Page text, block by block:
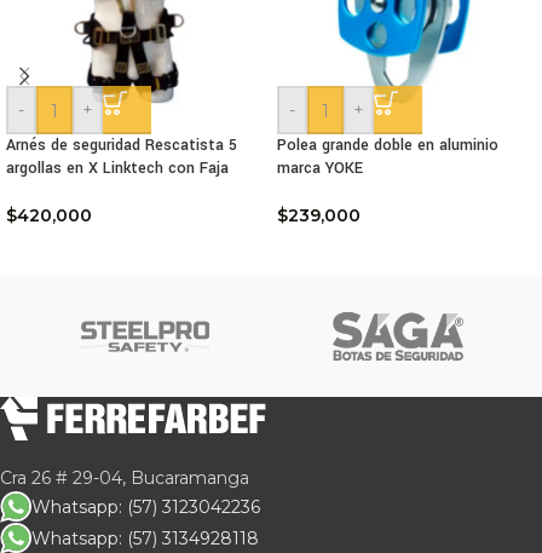
-
+
Arnés de seguridad Rescatista 5
argollas en X Linktech con Faja
$420,000
-
+
Polea grande doble en aluminio
marca YOKE
$239,000
Cra 26 # 29-04, Bucaramanga
Whatsapp: (57) 3123042236
Whatsapp: (57) 3134928118